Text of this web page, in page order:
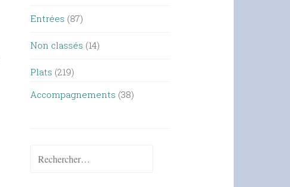
Entrées (87)
Non classés (14)
Plats (219)
Accompagnements (38)
Rechercher :